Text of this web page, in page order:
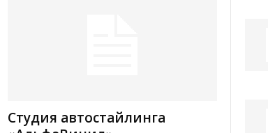
Студия автостайлинга